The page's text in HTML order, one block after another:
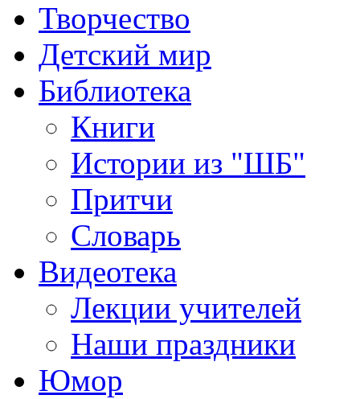
Творчество
Детский мир
Библиотека
Книги
Истории из "ШБ"
Притчи
Словарь
Видеотека
Лекции учителей
Наши праздники
Юмор